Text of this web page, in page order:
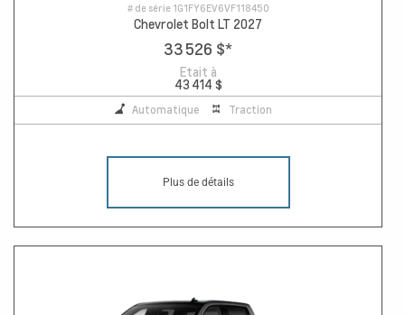
# de série 1G1FY6EV6VF118450
Chevrolet Bolt LT 2027
33 526 $*
Etait à
43 414 $
Automatique Traction
Plus de détails